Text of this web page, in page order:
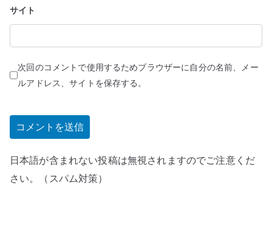
サイト
次回のコメントで使用するためブラウザーに自分の名前、メー
ルアドレス、サイトを保存する。
日本語が含まれない投稿は無視されますのでご注意くだ
さい。（スパム対策）